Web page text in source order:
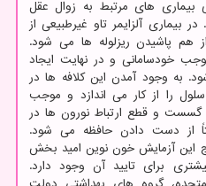
بیماری های مرتبط به زوال عقل
بیماری آلزایمر تاو غیرطبیعی از
هم پاشیدن ریزلوله ها می شود.
خودسامانی و در نهایت ایجاد
به وجود آمدن این کلافه ها در
را از کار می اندازد و موجب
و قطع ارتباط نورون ها در
از دست دادن حافظه می شود.
این آزمایش خون نوین امید بخش
برای تایید آن وجود دارد.